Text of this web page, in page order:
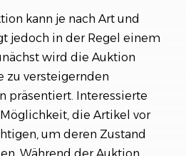
kann je nach Art und
jedoch in der Regel einem
wird die Auktion
zu versteigernden
präsentiert. Interessierte
die Artikel vor
um deren Zustand